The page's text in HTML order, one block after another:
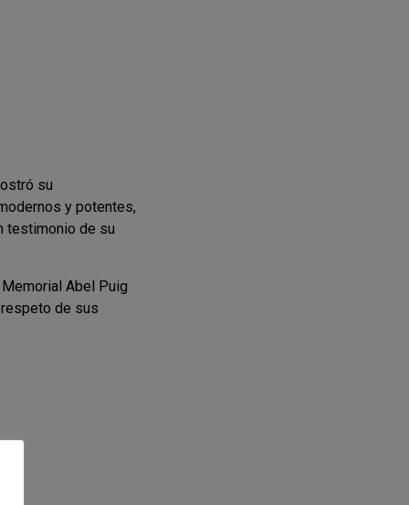
su
y potentes,
testimonio de su
Abel Puig
de sus